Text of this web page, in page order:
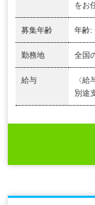
をお
募集年齢 年齢:
勤務地 全国
給与
〈
別途